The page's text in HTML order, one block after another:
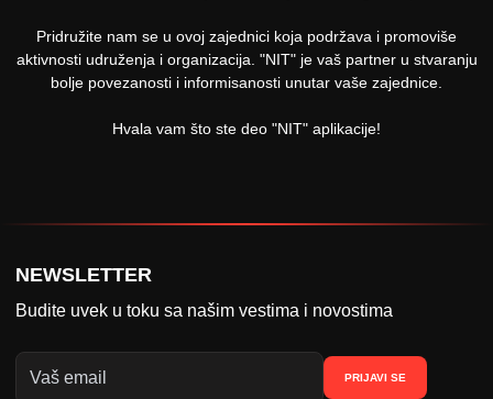
Pridružite nam se u ovoj zajednici koja podržava i promoviše
aktivnosti udruženja i organizacija. "NIT" je vaš partner u stvaranju
bolje povezanosti i informisanosti unutar vaše zajednice.
Hvala vam što ste deo "NIT" aplikacije!
NEWSLETTER
Budite uvek u toku sa našim vestima i novostima
PRIJAVI SE